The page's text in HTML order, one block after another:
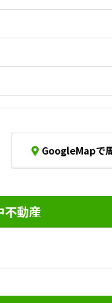
GoogleMapで
不動産